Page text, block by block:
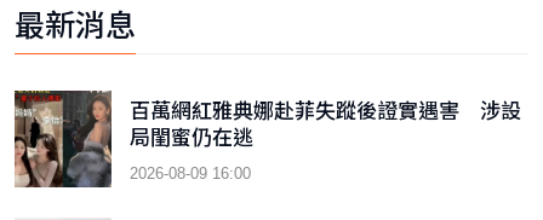
最新消息
百萬網紅雅典娜赴菲失蹤後證實遇害 涉設
局閨蜜仍在逃
2026-08-09 16:00